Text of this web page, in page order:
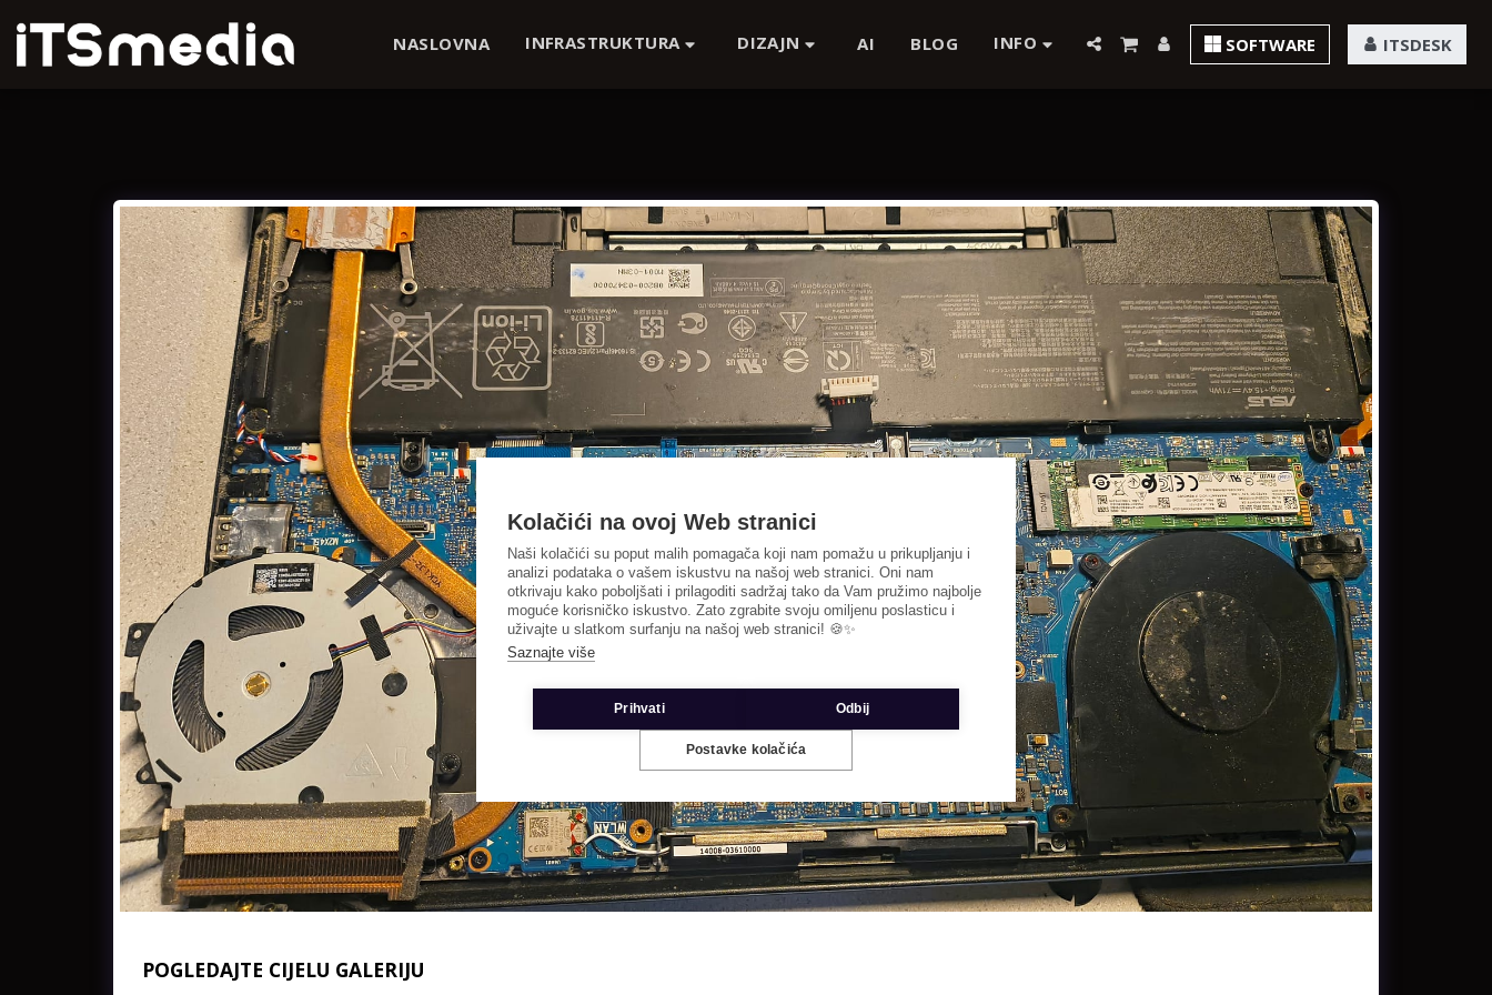
NASLOVNA INFRASTRUKTURA DIZAJN AI BLOG INFO SOFTWARE ITSDESK
POGLEDAJTE CIJELU GALERIJU
Kolačići na ovoj Web stranici
Naši kolačići su poput malih pomagača koji nam pomažu u prikupljanju i
analizi podataka o vašem iskustvu na našoj web stranici. Oni nam
otkrivaju kako poboljšati i prilagoditi sadržaj tako da Vam pružimo najbolje
moguće korisničko iskustvo. Zato zgrabite svoju omiljenu poslasticu i
uživajte u slatkom surfanju na našoj web stranici! 🍪✨
Saznajte više
Prihvati Odbij
Postavke kolačića